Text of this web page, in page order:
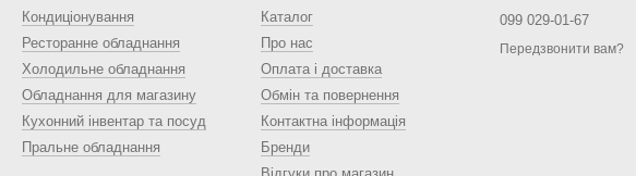
Кондиціонування
Ресторанне обладнання
Холодильне обладнання
Обладнання для магазину
Кухонний інвентар та посуд
Пральне обладнання
Каталог
Про нас
Оплата і доставка
Обмін та повернення
Контактна інформація
Бренди
099 029-01-67
Передзвонити вам?